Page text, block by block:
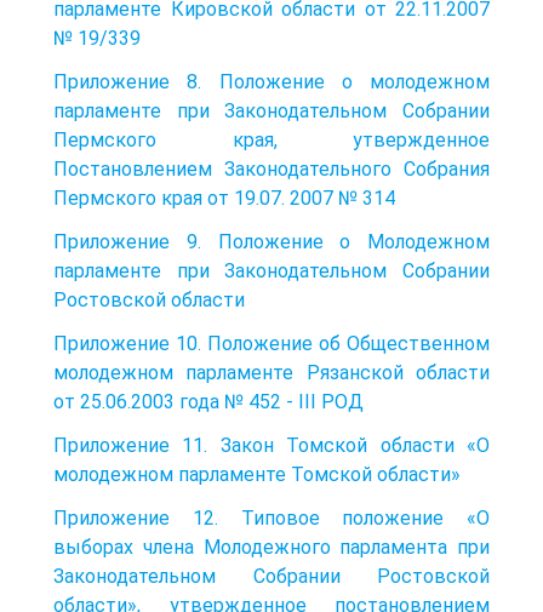
парламенте Кировской области от 22.11.2007
№ 19/339
Приложение 8. Положение о молодежном
парламенте при Законодательном Собрании
Пермского края, утвержденное
Постановлением Законодательного Собрания
Пермского края от 19.07. 2007 № 314
Приложение 9. Положение о Молодежном
парламенте при Законодательном Собрании
Ростовской области
Приложение 10. Положение об Общественном
молодежном парламенте Рязанской области
от 25.06.2003 года № 452 - III РОД
Приложение 11. Закон Томской области «О
молодежном парламенте Томской области»
Приложение 12. Типовое положение «О
выборах члена Молодежного парламента при
Законодательном Собрании Ростовской
области», утвержденное постановлением